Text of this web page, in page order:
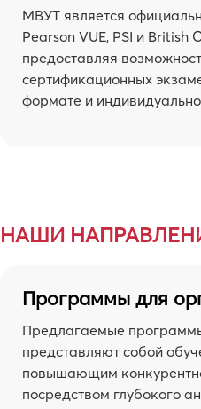
МВУТ является
Pearson VUE, PSI и British
предоставляя
сертификационных
формате и
НАШИ
Программы для
Предлагаемые
представляют собой
повышающим
посредством глубокого